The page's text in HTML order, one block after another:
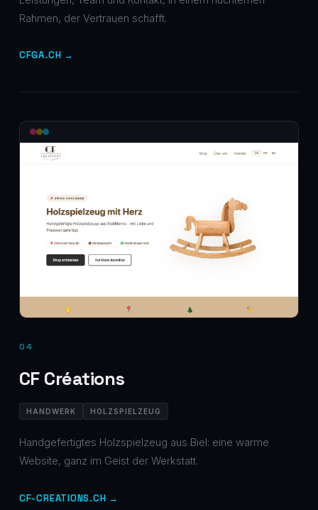
Rahmen, der Vertrauen schafft.
CFGA.CH →
04
CF Créations
HANDWERK HOLZSPIELZEUG
Handgefertigtes Holzspielzeug aus Biel: eine warme
Website, ganz im Geist der Werkstatt.
CF-CREATIONS.CH →